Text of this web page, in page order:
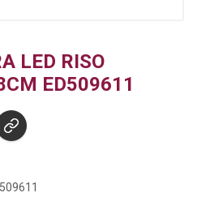
LED RISO
ED509611